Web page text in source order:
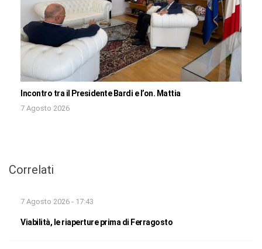
Incontro tra il Presidente Bardi e l’on. Mattia
7 Agosto 2026
Correlati
7 Agosto 2026 - 17:43
Viabilità, le riaperture prima di Ferragosto